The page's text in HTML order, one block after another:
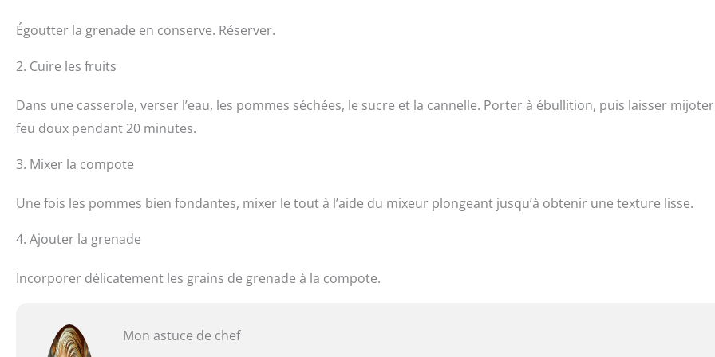
Égoutter la grenade en conserve. Réserver.
2. Cuire les fruits
Dans une casserole, verser l’eau, les pommes séchées, le sucre et la cannelle. Porter à ébullition, puis laisser
feu doux pendant 20 minutes.
3. Mixer la compote
Une fois les pommes bien fondantes, mixer le tout à l’aide du mixeur plongeant jusqu’à obtenir une texture lisse.
4. Ajouter la grenade
Incorporer délicatement les grains de grenade à la compote.
Mon astuce de chef